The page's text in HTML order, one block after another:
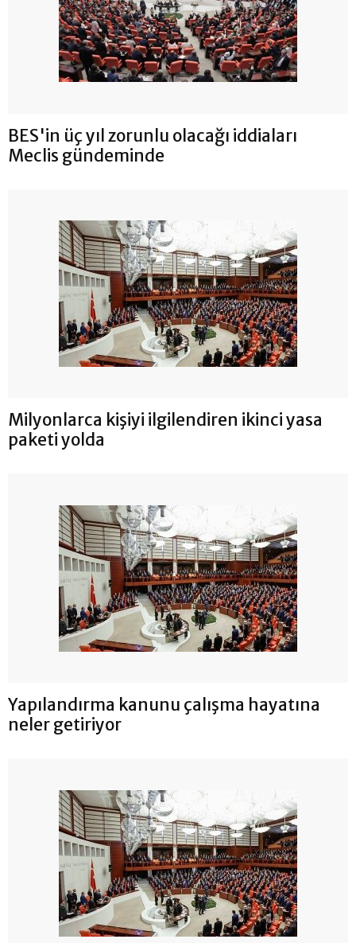
BES'in üç yıl zorunlu olacağı iddiaları
Meclis gündeminde
Milyonlarca kişiyi ilgilendiren ikinci yasa
paketi yolda
Yapılandırma kanunu çalışma hayatına
neler getiriyor